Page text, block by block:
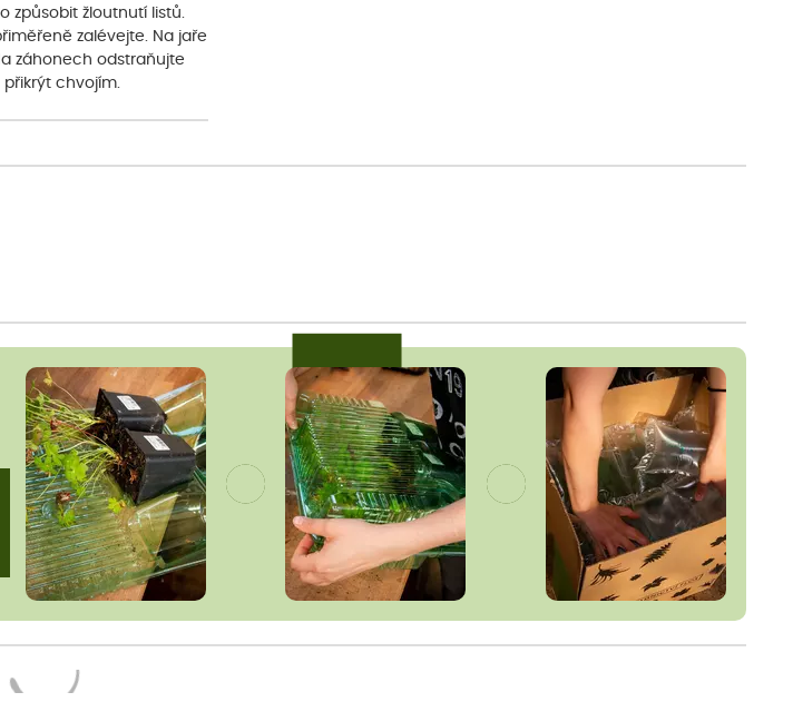
způsobit žloutnutí listů.
zalévejte. Na jaře
záhonech odstraňujte
přikrýt chvojím.